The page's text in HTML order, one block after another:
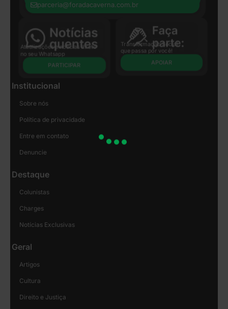
parceria@foradacaverna.com.br
Atualizações e notícias direto
no seu Whatsapp
PARTICIPAR
Transformação Social
que passa por você!
APOIAR
Institucional
Sobre nós
Política de privacidade
Entre em contato
Denuncie
Destaque
Colunistas
Charges
Notícias Exclusivas
Geral
Artigos
Cultura
Direito e Justiça